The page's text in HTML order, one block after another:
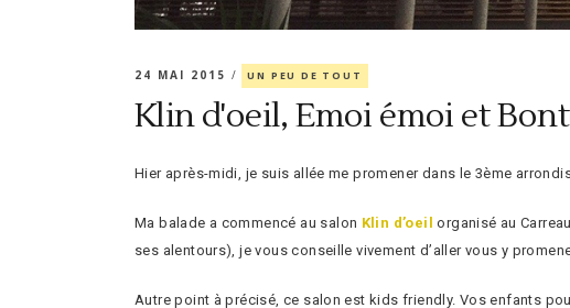
24 MAI 2015 UN PEU DE TOUT
Klin d'oeil, Emoi émoi et
Hier après-midi, je suis allée me promener dans le 3ème
Ma balade a commencé au salon Klin d’oeil organisé au
ses alentours), je vous conseille vivement d’aller vous y
Autre point à précisé, ce salon est kids friendly. Vos enfants